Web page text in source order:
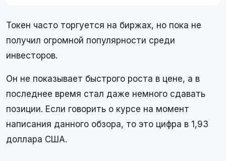
Токен часто торгуется на биржах, но пока не
получил огромной популярности среди
инвесторов.
Он не показывает быстрого роста в цене, а в
последнее время стал даже немного сдавать
позиции. Если говорить о курсе на момент
написания данного обзора, то это цифра в 1,93
доллара США.